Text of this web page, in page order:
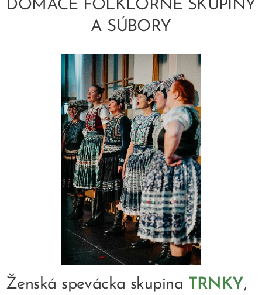
DOMÁCE FOLKLÓRNE SKUPINY
A SÚBORY
Ženská spevácka skupina TRNKY,